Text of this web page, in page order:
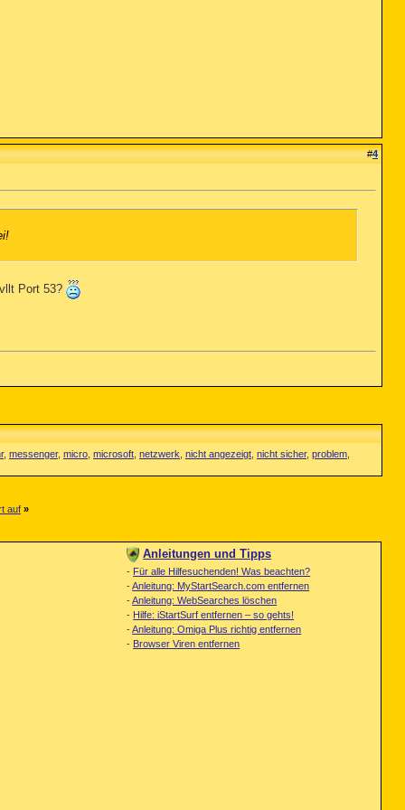
#4
Port 53?
, messenger, micro microsoft netzwerk nicht angezeigt nicht sicher, problem
auf »
Anleitungen und Tipps
- Für alle Hilfesuchenden! Was beachten?
-Anleitung: MyStartSearch.com entfernen
-Anleitung: WebSearches löschen
- Hilfe: iStartSurf entfernen – so gehts!
-Anleitung: Omiga Plus richtig entfernen
- Browser Viren entfernen